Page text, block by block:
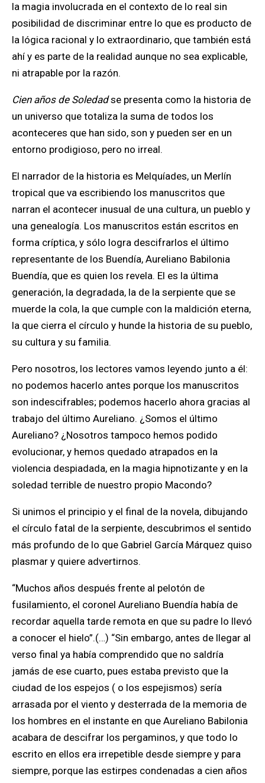
la magia involucrada en el contexto de lo real sin
posibilidad de discriminar entre lo que es producto de
la lógica racional y lo extraordinario, que también está
ahí y es parte de la realidad aunque no sea explicable,
ni atrapable por la razón.
Cien años de Soledadse presenta como la historia de
un universo que totaliza la suma de todos los
aconteceres que han sido, son y pueden ser en un
entorno prodigioso, pero no irreal.
El narrador de la historia es Melquíades, un Merlín
tropical que va escribiendo los manuscritos que
narran el acontecer inusual de una cultura, un pueblo y
una genealogía. Los manuscritos están escritos en
forma críptica, y sólo logra descifrarlos el último
representante de los Buendía, Aureliano Babilonia
Buendía, que es quien los revela. El es la última
generación, la degradada, la de la serpiente que se
muerde la cola, la que cumple con la maldición eterna,
la que cierra el círculo y hunde la historia de su pueblo,
su cultura y su familia.
Pero nosotros, los lectores vamos leyendo junto a él:
no podemos hacerlo antes porque los manuscritos
son indescifrables; podemos hacerlo ahora gracias al
trabajo del último Aureliano. ¿Somos el último
Aureliano? ¿Nosotros tampoco hemos podido
evolucionar, y hemos quedado atrapados en la
violencia despiadada, en la magia hipnotizante y en la
soledad terrible de nuestro propio Macondo?
Si unimos el principio y el final de la novela, dibujando
el círculo fatal de la serpiente, descubrimos el sentido
más profundo de lo que Gabriel García Márquez quiso
plasmar y quiere advertirnos.
“Muchos años después frente al pelotón de
fusilamiento, el coronel Aureliano Buendía había de
recordar aquella tarde remota en que su padre lo llevó
a conocer el hielo”.(…) “Sin embargo, antes de llegar al
verso final ya había comprendido que no saldría
jamás de ese cuarto, pues estaba previsto que la
ciudad de los espejos ( o los espejismos) sería
arrasada por el viento y desterrada de la memoria de
los hombres en el instante en que Aureliano Babilonia
acabara de descifrar los pergaminos, y que todo lo
escrito en ellos era irrepetible desde siempre y para
siempre, porque las estirpes condenadas a cien años